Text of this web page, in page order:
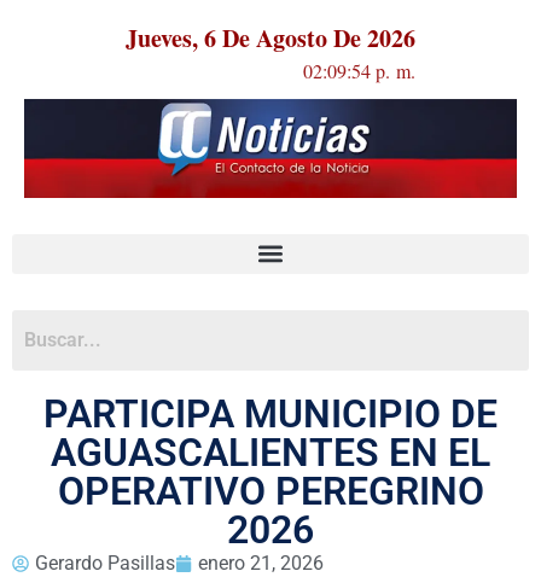
Jueves, 6 De Agosto De 2026
02:09:54 p. m.
PARTICIPA MUNICIPIO DE
AGUASCALIENTES EN EL
OPERATIVO PEREGRINO
2026
Gerardo Pasillas enero 21, 2026